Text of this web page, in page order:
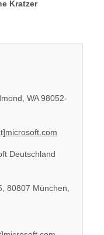
Kratzer
WA 98052-
Deutschland
80807 München,